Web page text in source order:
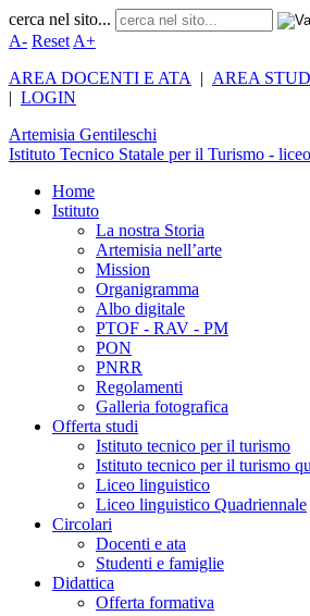
cerca nel sito...
A- Reset A+
AREA DOCENTI E ATA
| AREA
| LOGIN
Artemisia Gentileschi
Istituto Tecnico Statale per il Turismo -
Home
Istituto
La nostra Storia
Artemisia nell’arte
Mission
Organigramma
Albo digitale
PTOF - RAV - PM
PON
PNRR
Regolamenti
Galleria fotografica
Offerta studi
Istituto tecnico per il turismo
Istituto tecnico per il turismo
Liceo linguistico
Liceo linguistico Quadriennale
Circolari
Docenti e ata
Studenti e famiglie
Didattica
Offerta formativa